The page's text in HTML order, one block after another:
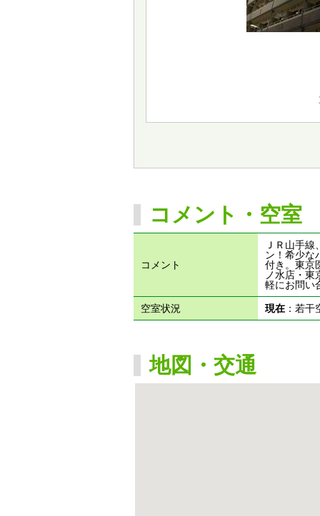
コメント・空室
コメント
ＪＲ山手
ン！希少な
付き。東京
ノ水店・
軽にお問い
空室状況 現在：若
地図・交通